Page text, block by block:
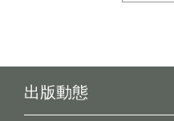
出版動態